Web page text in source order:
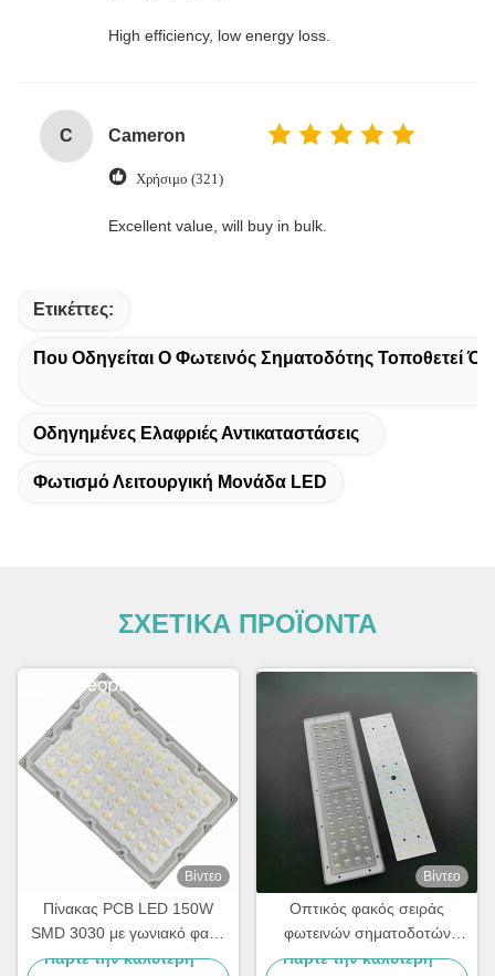
High efficiency, low energy loss.
C Cameron
Χρήσιμο (321)
Excellent value, will buy in bulk.
Ετικέττες:
Που Οδηγείται Ο Φωτεινός Σηματοδότης Τοποθετεί
Οδηγημένες Ελαφριές Αντικαταστάσεις
Φωτισμό Λειτουργική Μονάδα LED
ΣΧΕΤΙΚΑ ΠΡΟΪΟΝΤΑ
Βίντεο
Πίνακας PCB LED 150W
SMD 3030 με γωνιακό φακό
δέσμης TYPE2-M για μονάδα
Πάρτε την καλύτερη
Βίντεο
Οπτικός φακός σειράς
φωτεινών σηματοδοτών
ενότητας PCB ενότητας 50W
Πάρτε την καλύτερη